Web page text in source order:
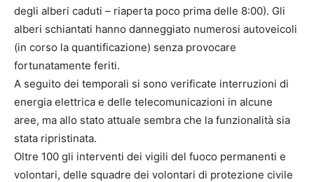
degli alberi caduti – riaperta poco prima delle 8:00). Gli
alberi schiantati hanno danneggiato numerosi autoveicoli
(in corso la quantificazione) senza provocare
fortunatamente feriti.
A seguito dei temporali si sono verificate interruzioni di
energia elettrica e delle telecomunicazioni in alcune
aree, ma allo stato attuale sembra che la funzionalità sia
stata ripristinata.
Oltre 100 gli interventi dei vigili del fuoco permanenti e
volontari, delle squadre dei volontari di protezione civile